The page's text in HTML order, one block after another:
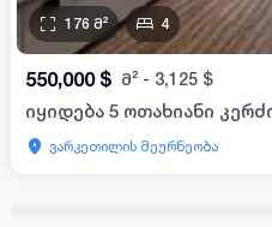
176 მ² 4
550,000 $ მ² - 3,125 $
იყიდება 5 ოთახიანი
ვარკეთილის მეურნეობა